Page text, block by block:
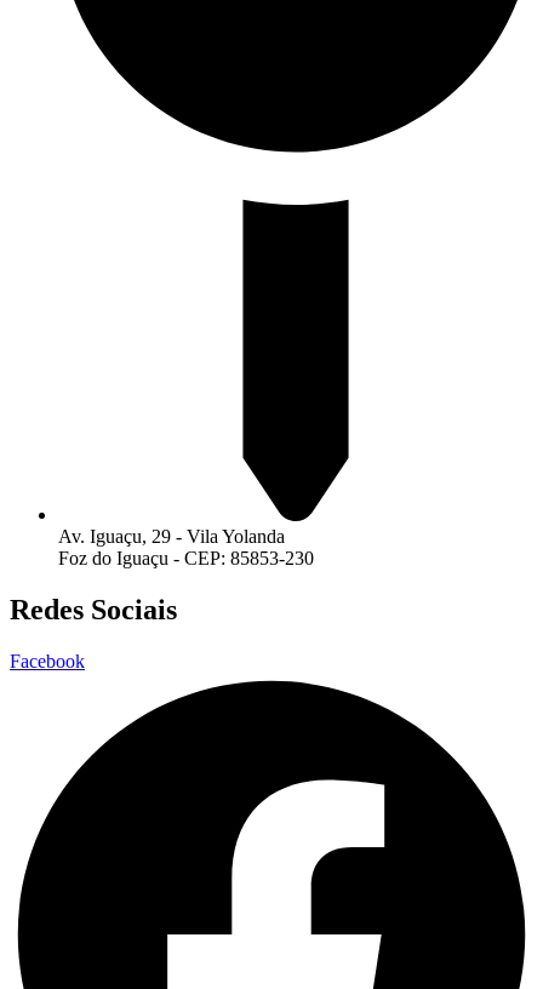
Av. Iguaçu, 29 - Vila Yolanda
Foz do Iguaçu - CEP: 85853-230
Redes Sociais
Facebook